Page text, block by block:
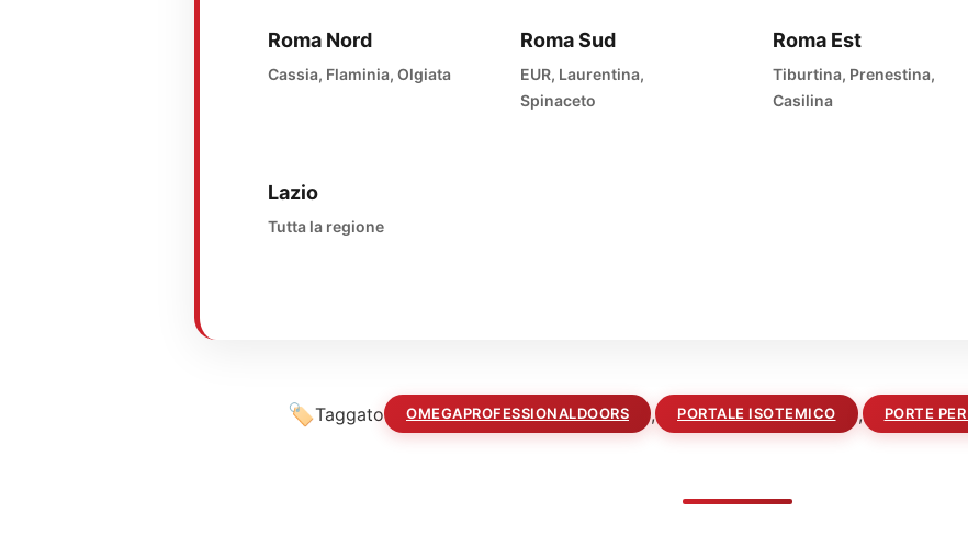
Roma Nord
Cassia, Flaminia, Olgiata
Roma Sud
EUR, Laurentina,
Spinaceto
Roma Est
Tiburtina, Prenestina,
Casilina
Lazio
Tutta la regione
Taggato OMEGAPROFESSIONALDOORS , PORTALE ISOTEMICO , PORTE